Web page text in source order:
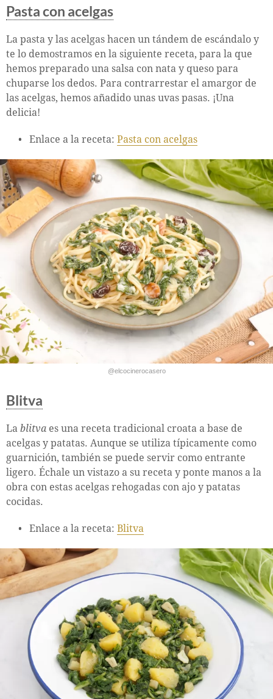
Pasta con acelgas
La pasta y las acelgas hacen un tándem de escándalo y
te lo demostramos en la siguiente receta, para la que
hemos preparado una salsa con nata y queso para
chuparse los dedos. Para contrarrestar el amargor de
las acelgas, hemos añadido unas uvas pasas. ¡Una
delicia!
Enlace a la receta: Pasta con acelgas
@elcocinerocasero
Blitva
La blitva es una receta tradicional croata a base de
acelgas y patatas. Aunque se utiliza típicamente como
guarnición, también se puede servir como entrante
ligero. Échale un vistazo a su receta y ponte manos a la
obra con estas acelgas rehogadas con ajo y patatas
cocidas.
Enlace a la receta: Blitva